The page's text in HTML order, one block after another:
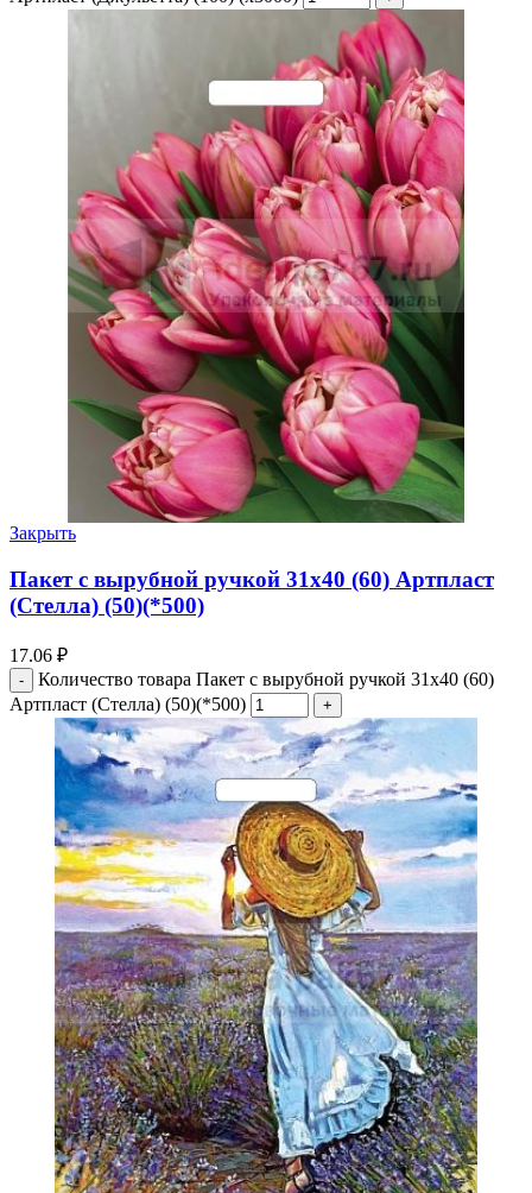
Закрыть
Пакет с вырубной ручкой 31х40 (60) Артпласт
(Стелла) (50)(*500)
17.06 ₽
Количество товара Пакет с вырубной ручкой 31х40 (60)
Артпласт (Стелла) (50)(*500)